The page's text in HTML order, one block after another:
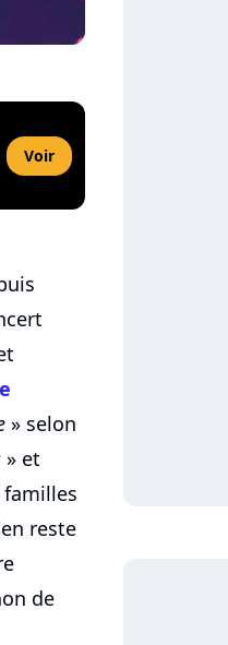
Voir
» selon
» et
reste
de